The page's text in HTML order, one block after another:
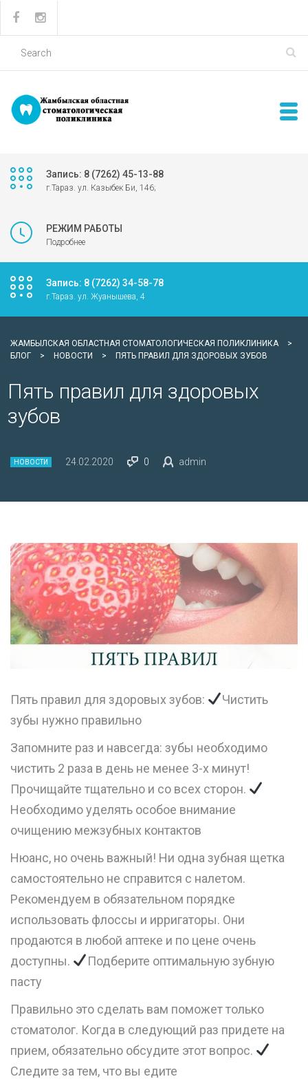
Запись: 8 (7262) 45-13-88
г.Тараз. ул. Казыбек Би, 146;
РЕЖИМ РАБОТЫ
Подробнее
Запись: 8 (7262) 34-58-78
г.Тараз. ул. Жуанышева, 4
ЖАМБЫЛСКАЯ ОБЛАСТНАЯ СТОМАТОЛОГИЧЕСКАЯ ПОЛИКЛИНИКА
>
БЛОГ
> НОВОСТИ > ПЯТЬ ПРАВИЛ ДЛЯ ЗДОРОВЫХ ЗУБОВ
Пять правил для здоровых
зубов
НОВОСТИ 24.02.2020 0 admin
Пять правил для здоровых зубов:
Чистить
зубы нужно правильно
Запомните раз и навсегда: зубы необходимо
чистить 2 раза в день не менее 3-х минут!
Прочищайте тщательно и со всех сторон.
Необходимо уделять особое внимание
очищению межзубных контактов
Нюанс, но очень важный! Ни одна зубная щетка
самостоятельно не справится с налетом.
Рекомендуем в обязательном порядке
использовать флоссы и ирригаторы. Они
продаются в любой аптеке и по цене очень
доступны.
Подберите оптимальную зубную
пасту
Правильно это сделать вам поможет только
стоматолог. Когда в следующий раз придете на
прием, обязательно обсудите этот вопрос.
Следите за тем, что вы едите